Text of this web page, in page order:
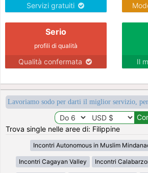
Servizi gratuiti
Serio
profili di qualità
Qualità confermata Il
Lavoriamo sodo per darti il miglior servizio,
Trova single nelle aree di: Filippine
Incontri Autonomous in Muslim
Incontri Cagayan Valley Incontri